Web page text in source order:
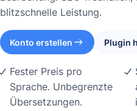
blitzschnelle Leistung.
Konto erstellen Plugin
Fester Preis pro
Sprache. Unbegrenzte
Übersetzungen.